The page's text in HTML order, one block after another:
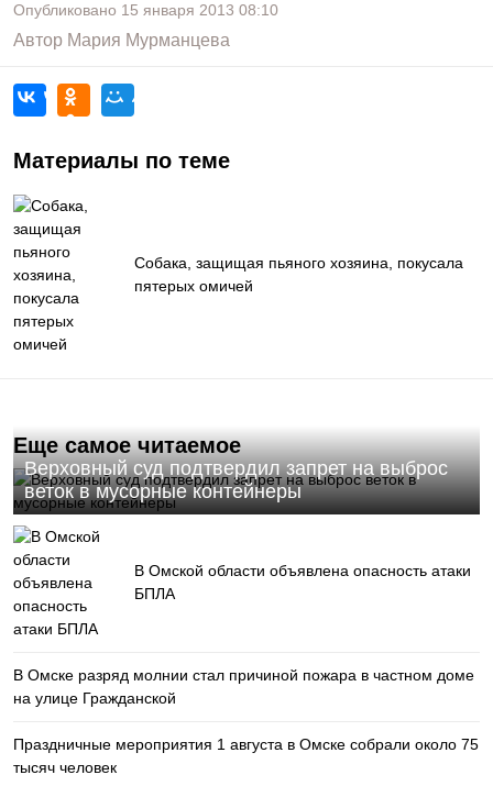
Опубликовано 15 января 2013 08:10
Автор Мария Мурманцева
Материалы по теме
Собака, защищая пьяного хозяина, покусала
пятерых омичей
Еще самое читаемое
Верховный суд подтвердил запрет на выброс
веток в мусорные контейнеры
В Омской области объявлена опасность атаки
БПЛА
В Омске разряд молнии стал причиной пожара в частном доме
на улице Гражданской
Праздничные мероприятия 1 августа в Омске собрали около 75
тысяч человек